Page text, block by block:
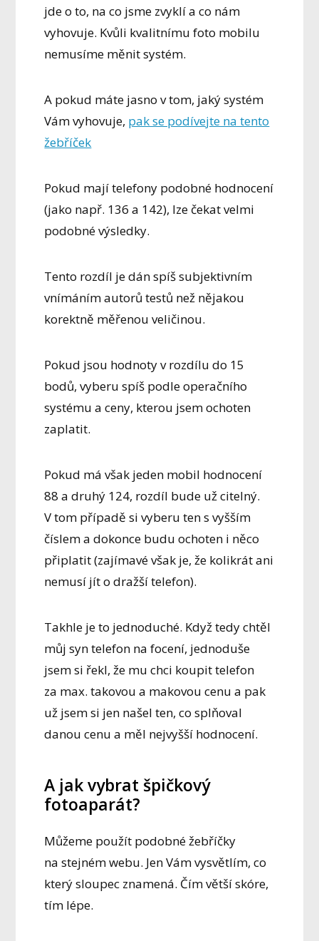
jde o to, na co jsme zvyklí a co nám
vyhovuje. Kvůli kvalitnímu foto mobilu
nemusíme měnit systém.
A pokud máte jasno v tom, jaký systém
Vám vyhovuje, pak se podívejte na tento
žebříček
Pokud mají telefony podobné hodnocení
(jako např. 136 a 142), lze čekat velmi
podobné výsledky.
Tento rozdíl je dán spíš subjektivním
vnímáním autorů testů než nějakou
korektně měřenou veličinou.
Pokud jsou hodnoty v rozdílu do 15
bodů, vyberu spíš podle operačního
systému a ceny, kterou jsem ochoten
zaplatit.
Pokud má však jeden mobil hodnocení
88 a druhý 124, rozdíl bude už citelný.
V tom případě si vyberu ten s vyšším
číslem a dokonce budu ochoten i něco
připlatit (zajímavé však je, že kolikrát ani
nemusí jít o dražší telefon).
Takhle je to jednoduché. Když tedy chtěl
můj syn telefon na focení, jednoduše
jsem si řekl, že mu chci koupit telefon
za max. takovou a makovou cenu a pak
už jsem si jen našel ten, co splňoval
danou cenu a měl nejvyšší hodnocení.
A jak vybrat špičkový
fotoaparát?
Můžeme použít podobné žebříčky
na stejném webu. Jen Vám vysvětlím, co
který sloupec znamená. Čím větší skóre,
tím lépe.